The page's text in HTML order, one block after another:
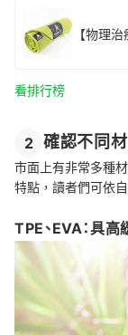
【物理
看排行榜
2 確認不同
市面上有非常多種
特點，讀者們可依
TPE、EVA：具高